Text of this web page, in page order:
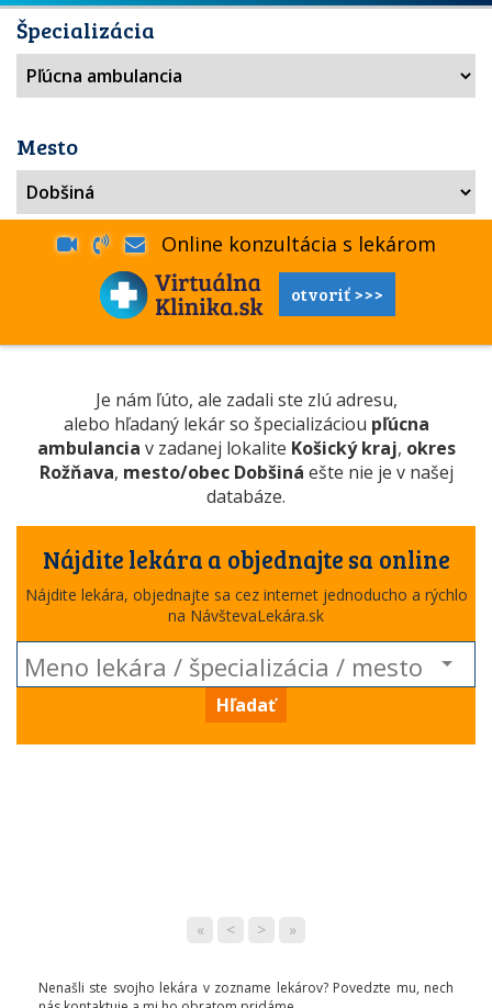
Špecializácia
Mesto
Online konzultácia s lekárom
otvoriť >>>
Je nám ľúto, ale zadali ste zlú adresu,
alebo hľadaný lekár so špecializáciou pľúcna
ambulancia v zadanej lokalite Košický kraj, okres
Rožňava, mesto/obec Dobšiná ešte nie je v našej
databáze.
Nájdite lekára a objednajte sa online
Nájdite lekára, objednajte sa cez internet jednoducho a rýchlo
na NávštevaLekára.sk
Hľadať
« < > »
Nenašli ste svojho lekára v zozname lekárov? Povedzte mu, nech